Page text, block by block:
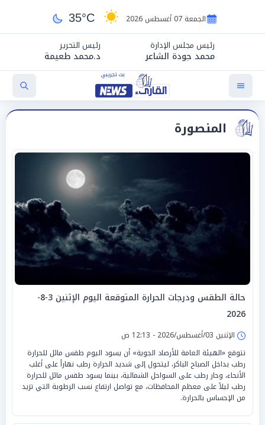
الجمعة 07 أغسطس 2026 35°C
رئيس مجلس الإدارة
محمد جودة الشاعر
رئيس التحرير
د.محمد طعيمة
المنصورة
حالة الطقس ودرجات الحرارة المتوقعة اليوم الإثنين 3-8-
2026
الإثنين 03/أغسطس/2026 - 12:13 ص
تتوقع «الهيئة العامة للأرصاد الجوية» أن يسود اليوم طقس مائل للحرارة
رطب بداخل الصباح الباكر، ليتحول إلى شديد الحرارة رطب نهاراً على أغلب
الأنحاء، وحار رطب على السواحل الشمالية، بينما يسود طقس مائل للحرارة
رطب ليلاً على معظم المحافظات، مع تواصل ارتفاع نسب الرطوبة التي تزيد
من الإحساس بالحرارة.